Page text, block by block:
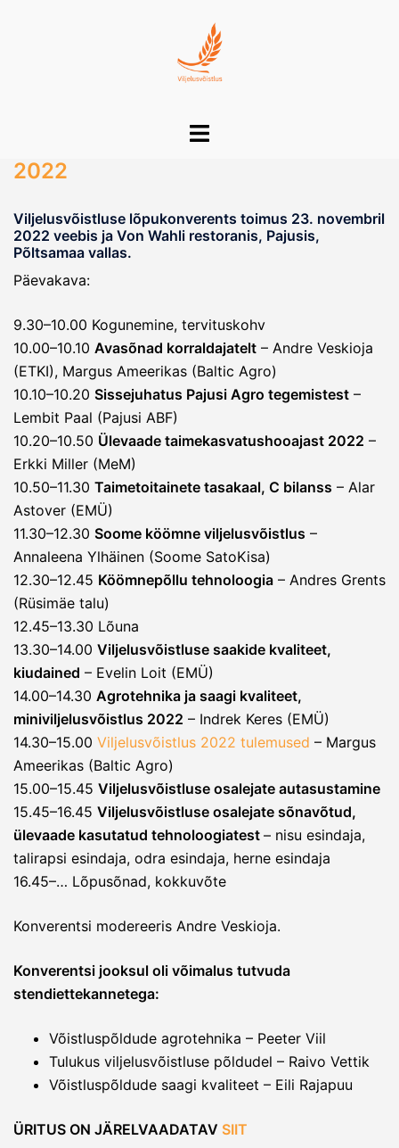
Toggle
2022
Viljelusvõistluse lõpukonverents toimus 23. novembril
2022 veebis ja Von Wahli restoranis, Pajusis,
Põltsamaa vallas.
Päevakava:
9.30–10.00 Kogunemine, tervituskohv
10.00–10.10 Avasõnad korraldajatelt – Andre Veskioja
(ETKI), Margus Ameerikas (Baltic Agro)
10.10–10.20 Sissejuhatus Pajusi Agro tegemistest –
Lembit Paal (Pajusi ABF)
10.20–10.50 Ülevaade taimekasvatushooajast 2022 –
Erkki Miller (MeM)
10.50–11.30 Taimetoitainete tasakaal, C bilanss – Alar
Astover (EMÜ)
11.30–12.30 Soome köömne viljelusvõistlus –
Annaleena Ylhäinen (Soome SatoKisa)
12.30–12.45 Köömnepõllu tehnoloogia – Andres Grents
(Rüsimäe talu)
12.45–13.30 Lõuna
13.30–14.00 Viljelusvõistluse saakide kvaliteet,
kiudained – Evelin Loit (EMÜ)
14.00–14.30 Agrotehnika ja saagi kvaliteet,
miniviljelusvõistlus 2022 – Indrek Keres (EMÜ)
14.30–15.00 Viljelusvõistlus 2022 tulemused – Margus
Ameerikas (Baltic Agro)
15.00–15.45 Viljelusvõistluse osalejate autasustamine
15.45–16.45 Viljelusvõistluse osalejate sõnavõtud,
ülevaade kasutatud tehnoloogiatest – nisu esindaja,
talirapsi esindaja, odra esindaja, herne esindaja
16.45–… Lõpusõnad, kokkuvõte
Konverentsi modereeris Andre Veskioja.
Konverentsi jooksul oli võimalus tutvuda
stendiettekannetega:
Võistluspõldude agrotehnika – Peeter Viil
Tulukus viljelusvõistluse põldudel – Raivo Vettik
Võistluspõldude saagi kvaliteet – Eili Rajapuu
ÜRITUS ON JÄRELVAADATAV SIIT